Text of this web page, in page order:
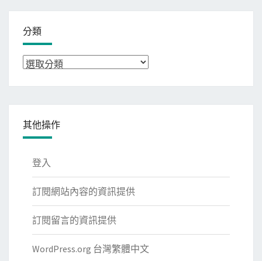
分類
分
其他操作
登入
訂閱網站內容的資訊提供
訂閱留言的資訊提供
WordPress.org 台灣繁體中文